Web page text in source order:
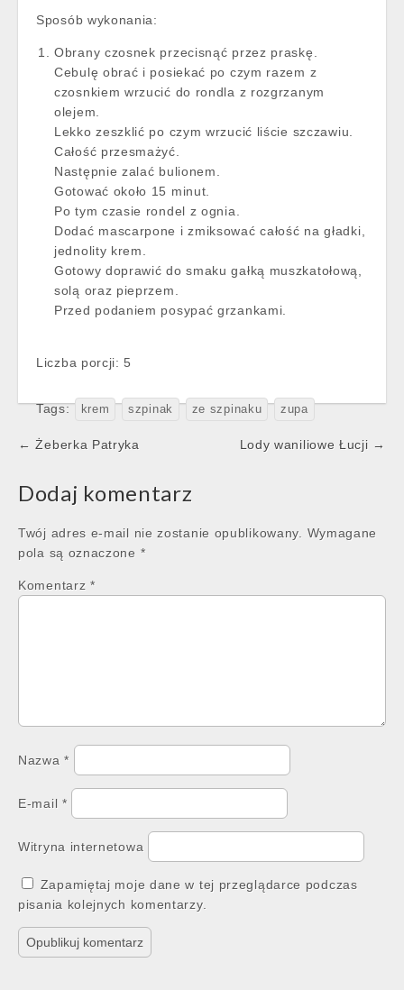
Sposób wykonania:
Obrany czosnek przecisnąć przez praskę.
Cebulę obrać i posiekać po czym razem z
czosnkiem wrzucić do rondla z rozgrzanym
olejem.
Lekko zeszklić po czym wrzucić liście szczawiu.
Całość przesmażyć.
Następnie zalać bulionem.
Gotować około 15 minut.
Po tym czasie rondel z ognia.
Dodać mascarpone i zmiksować całość na gładki,
jednolity krem.
Gotowy doprawić do smaku gałką muszkatołową,
solą oraz pieprzem.
Przed podaniem posypać grzankami.
Liczba porcji: 5
Tags: krem szpinak ze szpinaku zupa
Post
← Żeberka Patryka Lody waniliowe Łucji →
Dodaj komentarz
Twój adres e-mail nie zostanie opublikowany.
Wymagane
pola są oznaczone *
Komentarz *
Nazwa*
E-mail *
Witryna internetowa
Zapamiętaj moje dane w tej przeglądarce podczas
pisania kolejnych komentarzy.